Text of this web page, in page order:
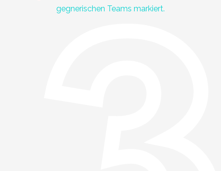
gegnerischen Teams markiert.